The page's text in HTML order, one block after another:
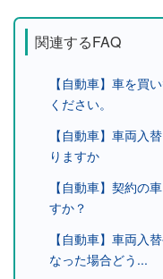
関連するFAQ
【自動車】車を買
ください。
【自動車】車両入
りますか
【自動車】契約の
すか？
【自動車】車両入
なった場合どう...